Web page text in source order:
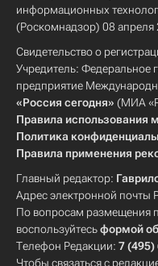
информационных
(Роскомнадзор) 08 апреля
Свидетельство о
Учредитель: Федеральное
предприятие
«Россия сегодня» (МИА
Правила использования
Политика
Правила применения
Главный редактор:
Адрес электронной почты
По вопросам размещения
воспользуйтесьформой
Телефон Редакции: 7 (495)
Чтобы связаться с